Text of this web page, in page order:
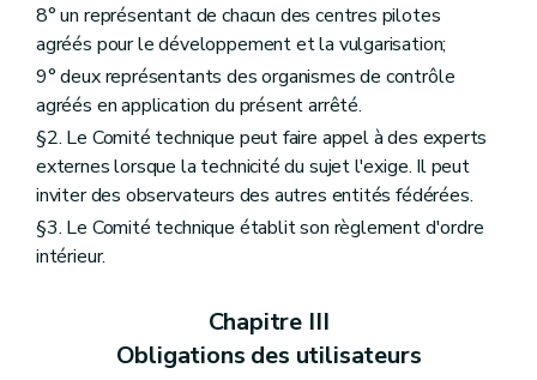
8° un représentant de chacun des centres pilotes
agréés pour le développement et la vulgarisation;
9° deux représentants des organismes de contrôle
agréés en application du présent arrêté.
§2. Le Comité technique peut faire appel à des experts
externes lorsque la technicité du sujet l'exige. Il peut
inviter des observateurs des autres entités fédérées.
§3. Le Comité technique établit son règlement d'ordre
intérieur.
Chapitre III
Obligations des utilisateurs